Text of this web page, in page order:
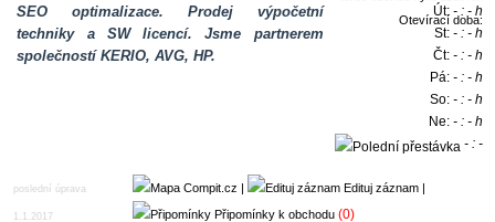
SEO optimalizace. Prodej výpočetní
techniky a SW licencí. Jsme partnerem
společností KERIO, AVG, HP.
Otevírací doba:
Út:- : - h
St:- : - h
Čt:- : - h
Pá:- : - h
So:- : - h
Ne:- : - h
- : -
poslední úprava
1.1.2017
Edituj záznam|
Připomínky k obchodu (0)